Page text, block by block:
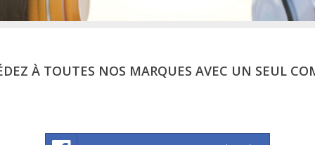
À TOUTES NOS MARQUES AVEC UN SEUL